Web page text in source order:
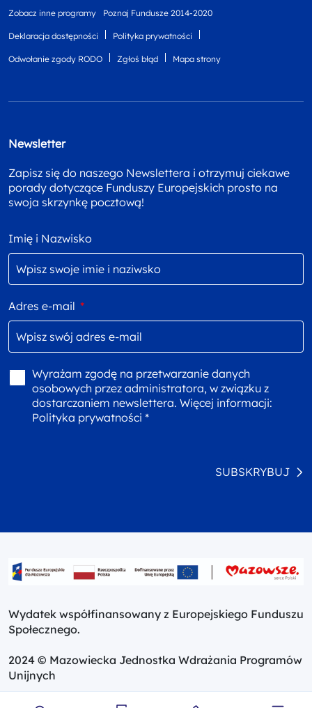
Zobacz inne programy Poznaj Fundusze 2014-2020
Deklaracja dostępności Polityka prywatności
Odwołanie zgody RODO Zgłoś błąd Mapa strony
Newsletter
Zapisz się do naszego Newslettera i otrzymuj ciekawe
porady dotyczące Funduszy Europejskich prosto na
swoja skrzynkę pocztową!
Imię i Nazwisko
Adres e-mail *
Wyrażam zgodę na przetwarzanie danych
osobowych przez administratora, w związku z
dostarczaniem newslettera. Więcej informacji:
Polityka prywatności *
SUBSKRYBUJ
Wydatek współfinansowany z Europejskiego Funduszu
Społecznego.
2024 © Mazowiecka Jednostka Wdrażania Programów
Unijnych